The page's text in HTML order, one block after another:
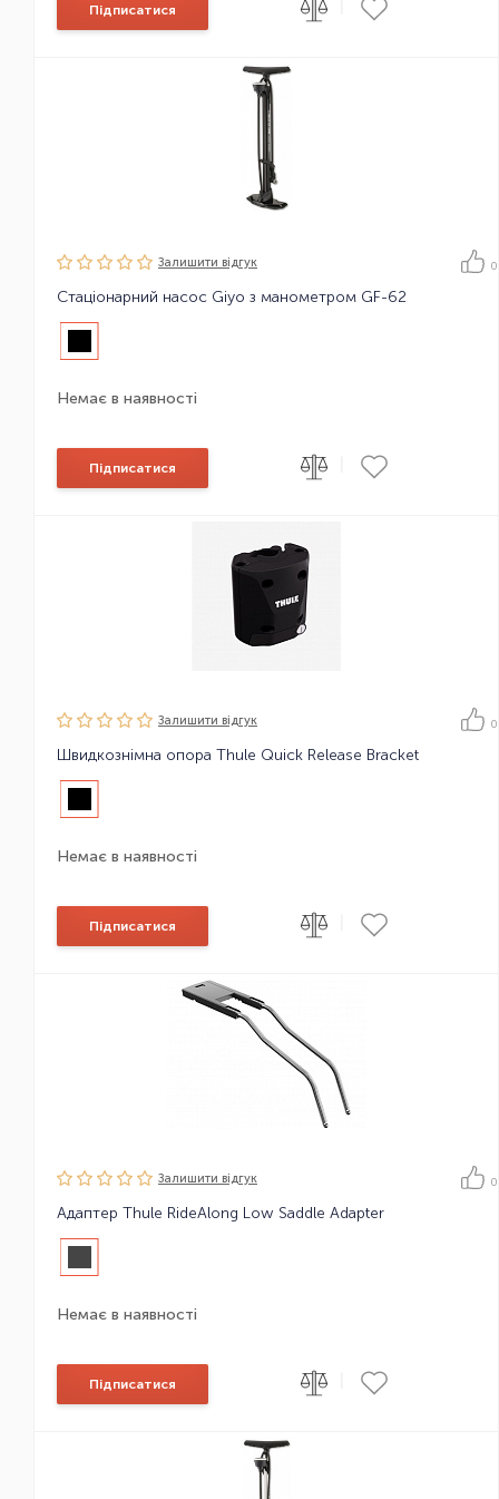
Підписатися
Залишити вiдгук 0
Стаціонарний насос Giyo з манометром GF-62
Немає в наявності
Підписатися
Залишити вiдгук 0
Швидкознімна опора Thule Quick Release Bracket
Немає в наявності
Підписатися
Залишити вiдгук 0
Адаптер Thule RideAlong Low Saddle Adapter
Немає в наявності
Підписатися